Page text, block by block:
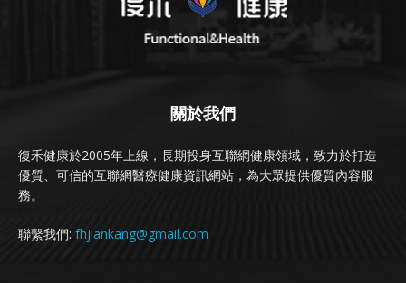
關於我們
復禾健康於2005年上線，長期投身互聯網健康領域，致力於打造
優質、可信的互聯網醫療健康資訊網站，為大眾提供優質內容服
務。
聯繫我們: fhjiankang@gmail.com